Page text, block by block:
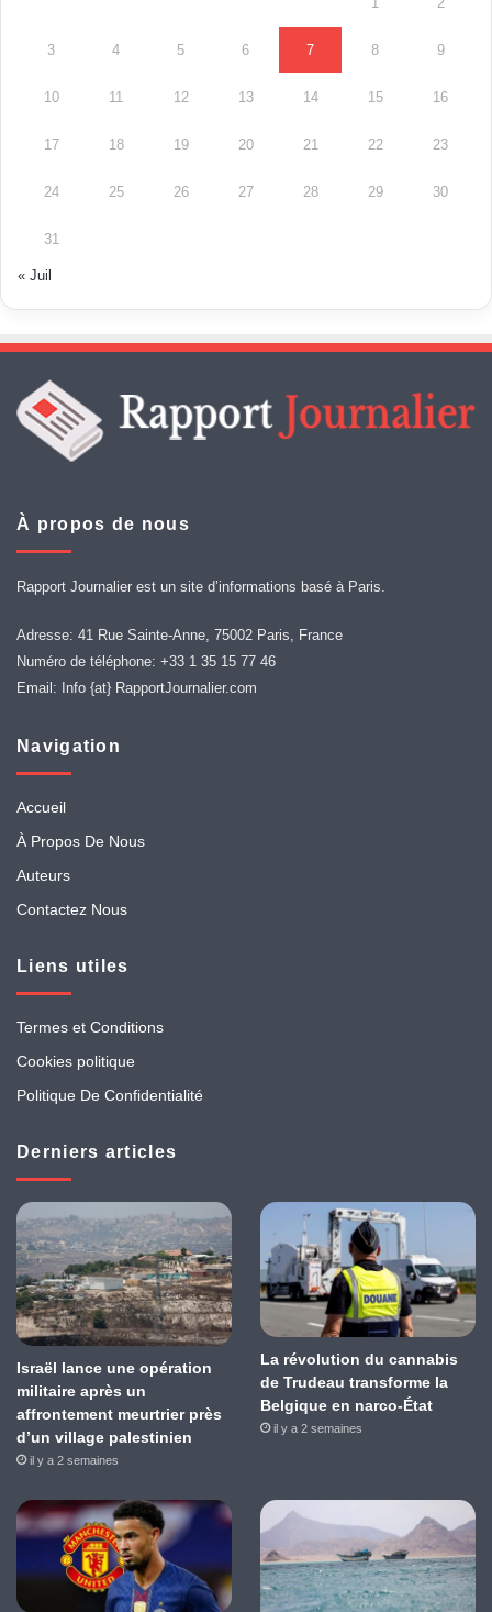
3 4 5 6 7 8 9
10 11 12 13 14 15 16
17 18 19 20 21 22 23
24 25 26 27 28 29 30
31
« Juil
À propos de nous
Rapport Journalier est un site d’informations basé à Paris.
Adresse: 41 Rue Sainte-Anne, 75002 Paris, France
Numéro de téléphone: +33 1 35 15 77 46
Email: Info {at} RapportJournalier.com
Navigation
Accueil
À Propos De Nous
Auteurs
Contactez Nous
Liens utiles
Termes et Conditions
Cookies politique
Politique De Confidentialité
Derniers articles
Israël lance une opération
militaire après un
affrontement meurtrier près
d’un village palestinien
il y a 2 semaines
La révolution du cannabis
de Trudeau transforme la
Belgique en narco-État
il y a 2 semaines